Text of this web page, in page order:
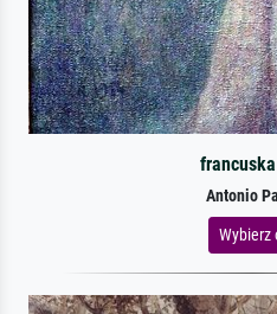
Antonio
Wybierz